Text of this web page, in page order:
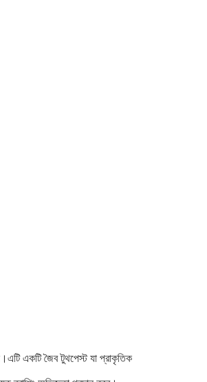
একটি জৈব টুথপেস্ট যা প্রাকৃতিক